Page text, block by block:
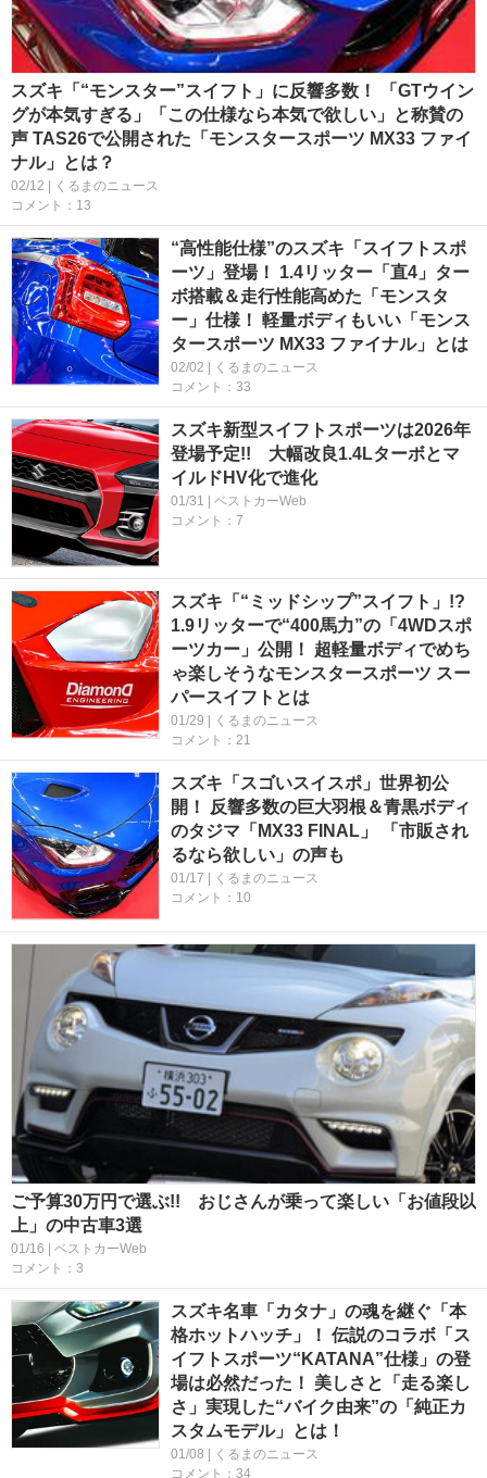
スズキ「“モンスター”スイフト」に反響多数！ 「GTウイン
グが本気すぎる」「この仕様なら本気で欲しい」と称賛の
声 TAS26で公開された「モンスタースポーツ MX33 ファイ
ナル」とは？
02/12 | くるまのニュース
コメント：13
“高性能仕様”のスズキ「スイフトスポ
ーツ」登場！ 1.4リッター「直4」ター
ボ搭載＆走行性能高めた「モンスタ
ー」仕様！ 軽量ボディもいい「モンス
タースポーツ MX33 ファイナル」とは
02/02 | くるまのニュース
コメント：33
スズキ新型スイフトスポーツは2026年
登場予定!! 大幅改良1.4Lターボとマ
イルドHV化で進化
01/31 | ベストカーWeb
コメント：7
スズキ「“ミッドシップ”スイフト」!?
1.9リッターで“400馬力”の「4WDスポ
ーツカー」公開！ 超軽量ボディでめち
ゃ楽しそうなモンスタースポーツ スー
パースイフトとは
01/29 | くるまのニュース
コメント：21
スズキ「スゴいスイスポ」世界初公
開！ 反響多数の巨大羽根＆青黒ボディ
のタジマ「MX33 FINAL」 「市販され
るなら欲しい」の声も
01/17 | くるまのニュース
コメント：10
ご予算30万円で選ぶ!! おじさんが乗って楽しい「お値段以
上」の中古車3選
01/16 | ベストカーWeb
コメント：3
スズキ名車「カタナ」の魂を継ぐ「本
格ホットハッチ」！ 伝説のコラボ「ス
イフトスポーツ“KATANA”仕様」の登
場は必然だった！ 美しさと「走る楽し
さ」実現した“バイク由来”の「純正カ
スタムモデル」とは！
01/08 | くるまのニュース
コメント：34